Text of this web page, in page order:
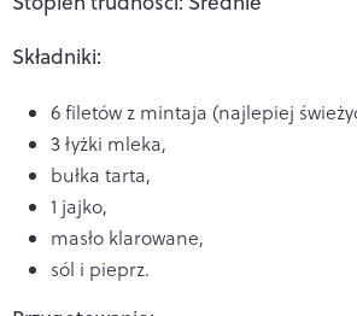
Składniki:
6 filetów z mintaja (najlepiej
3 łyżki mleka,
bułka tarta,
1 jajko,
masło klarowane,
sól i pieprz.